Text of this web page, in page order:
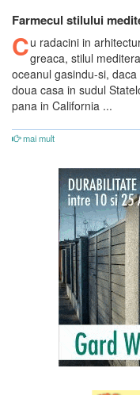
Farmecul stilului
Cu radacini in
greaca, stilul
oceanul gasindu-si,
doua casa in sudul
pana in California ...
mai mult